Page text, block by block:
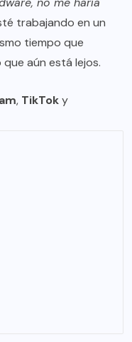
trabajando en un
tiempo que
aún está lejos.
, TikToky